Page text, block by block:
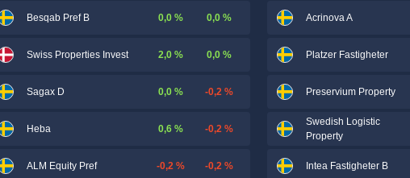
Besqab Pref B 0,0 % 0,0 %
Swiss Properties Invest 2,0 % 0,0 %
Sagax D 0,0 % -0,2 %
Heba 0,6 % -0,2 %
ALM Equity Pref -0,2 % -0,2 %
Acrinova A
Platzer Fastigheter
Preservium Property
Swedish Logistic
Property
Intea Fastigheter B